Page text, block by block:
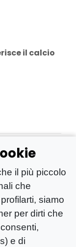
il più piccolo
che
siamo
per dirti che
e di
il calcio